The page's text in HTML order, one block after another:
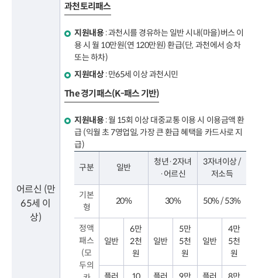
어르신 (만
65세 이
상)
과천토리패스
지원내용: 과천시를 경유하는 일반 시내(마을)버스 이
용 시 월 10만원(연 120만원) 환급(단, 과천에서 승차
또는 하차)
지원대상: 만65세 이상 과천시민
The 경기패스(K-패스 기반)
지원내용: 월 15회 이상 대중교통 이용 시 이용금액 환
급 (익월 초 7영업일, 가장 큰 환급 혜택을 카드사로 지
급)
구분 일반
청년·2자녀
·어르신
3자녀이상 /
저소득
기본
형
20% 30% 50% / 53%
정액
패스
(모
두의
일반
6만
2천
원
일반
5만
5천
원
일반
4만
5천
원